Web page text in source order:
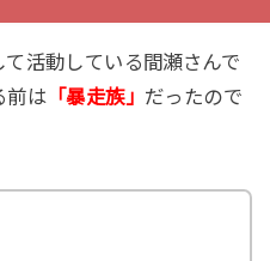
活動している間瀬さんで
前は 「暴走族」 だったので